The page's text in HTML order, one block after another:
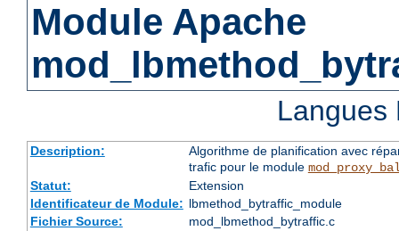
Module Apache
Description:
Algorithme de planification avec
trafic pour le module
Statut:
Extension
Identificateur de Module: lbmethod_bytraffic_module
Fichier Source:
mod_lbmethod_bytraffic.c